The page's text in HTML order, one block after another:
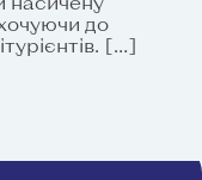
до
[…]